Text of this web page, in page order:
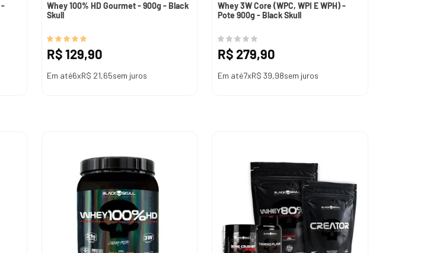
-
Whey 100% HD Gourmet - 900g - Black
Skull
R$129,90
Em até6xR$ 21,65sem juros
Whey 3W Core (WPC, WPI E WPH) -
Pote 900g - Black Skull
R$ 279,90
Em até7xR$ 39,98sem juros